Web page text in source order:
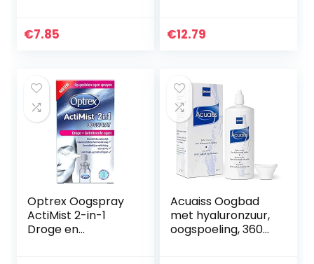
oordopjes in GIGA-
€7.85
Ogen –
€12.79
Optrex Oogspray
ActiMist 2-in-1
Droge en
Acuaiss Oogbad
met hyaluronzuur,
oogspoeling, 360